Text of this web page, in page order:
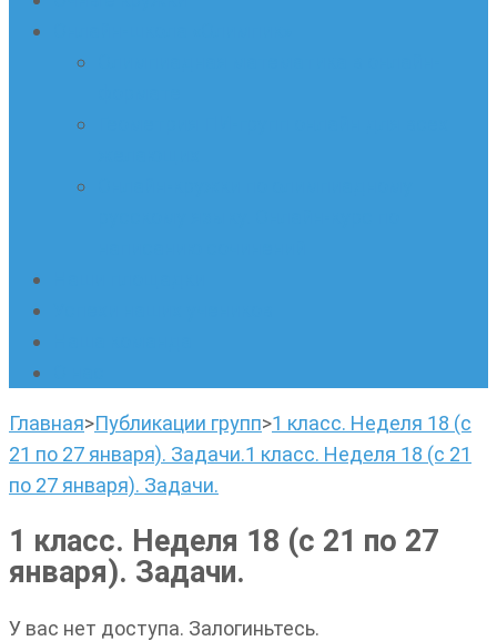
Главная>Публикации групп>1 класс. Неделя 18 (с
21 по 27 января). Задачи.1 класс. Неделя 18 (с 21
по 27 января). Задачи.
1 класс. Неделя 18 (с 21 по 27
января). Задачи.
У вас нет доступа. Залогиньтесь.